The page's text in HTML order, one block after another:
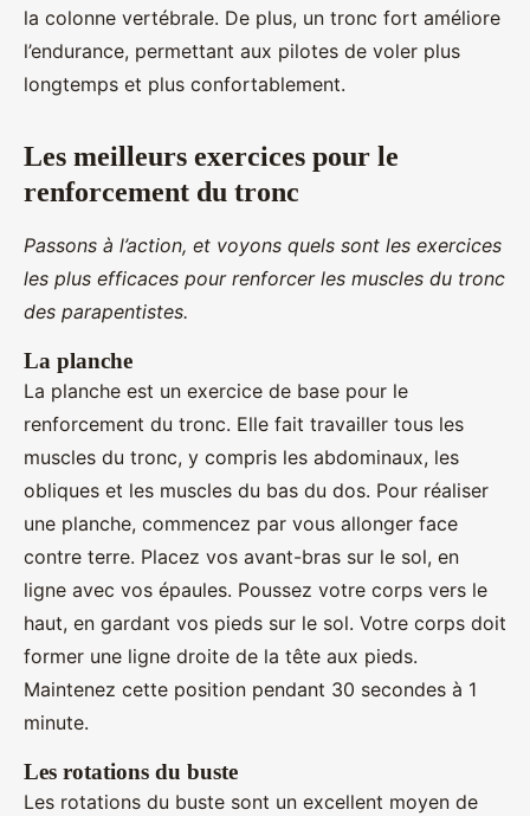
la colonne vertébrale. De plus, un tronc fort améliore
l’endurance, permettant aux pilotes de voler plus
longtemps et plus confortablement.
Les meilleurs exercices pour le
renforcement du tronc
Passons à l’action, et voyons quels sont les exercices
les plus efficaces pour renforcer les muscles du tronc
des parapentistes.
La planche
La planche est un exercice de base pour le
renforcement du tronc. Elle fait travailler tous les
muscles du tronc, y compris les abdominaux, les
obliques et les muscles du bas du dos. Pour réaliser
une planche, commencez par vous allonger face
contre terre. Placez vos avant-bras sur le sol, en
ligne avec vos épaules. Poussez votre corps vers le
haut, en gardant vos pieds sur le sol. Votre corps doit
former une ligne droite de la tête aux pieds.
Maintenez cette position pendant 30 secondes à 1
minute.
Les rotations du buste
Les rotations du buste sont un excellent moyen de